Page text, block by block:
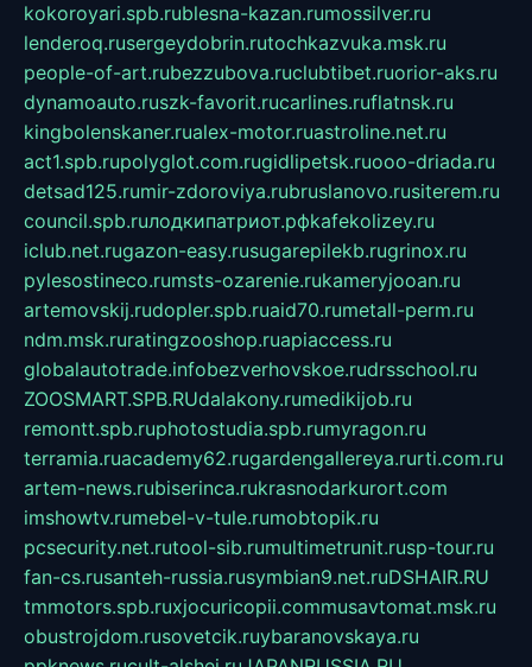
kokoroyari.spb.rublesna-kazan.rumossilver.ru
lenderoq.rusergeydobrin.rutochkazvuka.msk.ru
people-of-art.rubezzubova.ruclubtibet.ruorior-aks.ru
dynamoauto.ruszk-favorit.rucarlines.ruflatnsk.ru
kingbolenskaner.rualex-motor.ruastroline.net.ru
act1.spb.rupolyglot.com.rugidlipetsk.ruooo-driada.ru
detsad125.rumir-zdoroviya.rubruslanovo.rusiterem.ru
council.spb.ruлодкипатриот.рфkafekolizey.ru
iclub.net.rugazon-easy.rusugarepilekb.rugrinox.ru
pylesostineco.rumsts-ozarenie.rukameryjooan.ru
artemovskij.rudopler.spb.ruaid70.rumetall-perm.ru
ndm.msk.ruratingzooshop.ruapiaccess.ru
globalautotrade.infobezverhovskoe.rudrsschool.ru
ZOOSMART.SPB.RUdalakony.rumedikijob.ru
remontt.spb.ruphotostudia.spb.rumyragon.ru
terramia.ruacademy62.rugardengallereya.rurti.com.ru
artem-news.rubiserinca.rukrasnodarkurort.com
imshowtv.rumebel-v-tule.rumobtopik.ru
pcsecurity.net.rutool-sib.rumultimetrunit.rusp-tour.ru
fan-cs.rusanteh-russia.rusymbian9.net.ruDSHAIR.RU
tmmotors.spb.ruxjocuricopii.commusavtomat.msk.ru
obustrojdom.rusovetcik.ruybaranovskaya.ru